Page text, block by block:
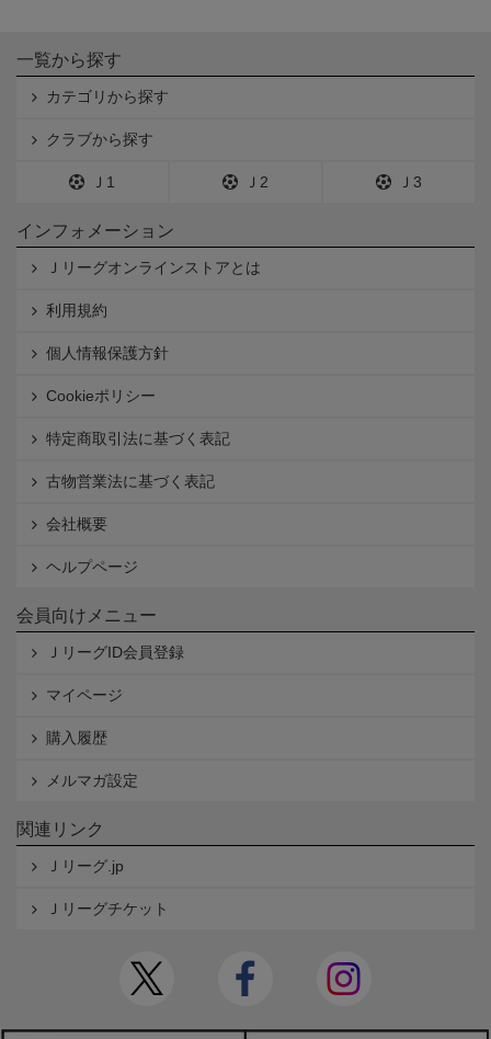
一覧から探す
カテゴリから探す
クラブから探す
Ｊ1 Ｊ2 Ｊ3
インフォメーション
Ｊリーグオンラインストアとは
利用規約
個人情報保護方針
Cookieポリシー
特定商取引法に基づく表記
古物営業法に基づく表記
会社概要
ヘルプページ
会員向けメニュー
ＪリーグID会員登録
マイページ
購入履歴
メルマガ設定
関連リンク
Ｊリーグ.jp
Ｊリーグチケット